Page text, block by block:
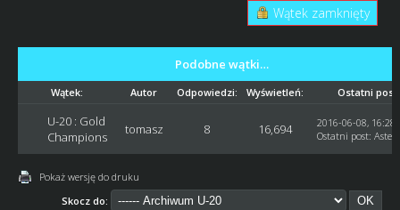
Wątek zamknięty
Podobne wątki…
Wątek: Autor Odpowiedzi: Wyświetleń: Ostatni post
U-20 : Gold
Champions
tomasz 8 16,694
2016-06-08,
Ostatni post:
Pokaż wersję do druku
Skocz do: